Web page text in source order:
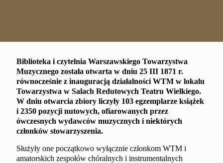
Biblioteka i czytelnia Warszawskiego Towarzystwa
Muzycznego została otwarta w dniu 25 III 1871 r.
równocześnie z inauguracją działalności WTM w lokalu
Towarzystwa w Salach Redutowych Teatru Wielkiego.
W dniu otwarcia zbiory liczyły 103 egzemplarze książek
i 2350 pozycji nutowych, ofiarowanych przez
ówczesnych wydawców muzycznych i niektórych
członków stowarzyszenia.
Służyły one początkowo wyłącznie członkom WTM i
amatorskich zespołów chóralnych i instrumentalnych